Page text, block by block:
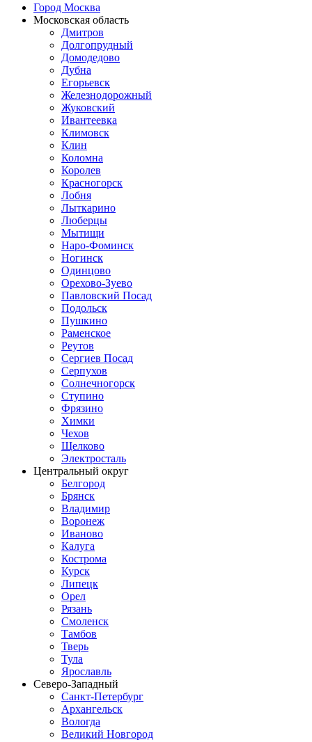
Город Москва
Московская область
Дмитров
Долгопрудный
Домодедово
Дубна
Егорьевск
Железнодорожный
Жуковский
Ивантеевка
Климовск
Клин
Коломна
Королев
Красногорск
Лобня
Лыткарино
Люберцы
Мытищи
Наро-Фоминск
Ногинск
Одинцово
Орехово-Зуево
Павловский Посад
Подольск
Пушкино
Раменское
Реутов
Сергиев Посад
Серпухов
Солнечногорск
Ступино
Фрязино
Химки
Чехов
Щелково
Электросталь
Центральный округ
Белгород
Брянск
Владимир
Воронеж
Иваново
Калуга
Кострома
Курск
Липецк
Орел
Рязань
Смоленск
Тамбов
Тверь
Тула
Ярославль
Северо-Западный
Санкт-Петербург
Архангельск
Вологда
Великий Новгород